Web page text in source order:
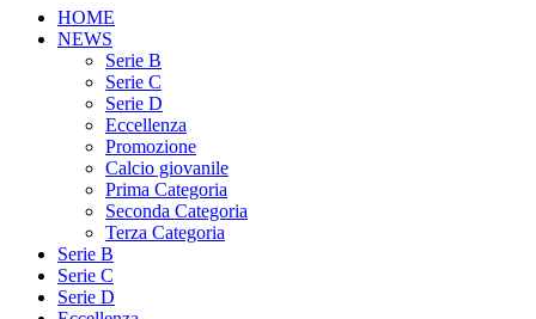
HOME
NEWS
Serie B
Serie C
Serie D
Eccellenza
Promozione
Calcio giovanile
Prima Categoria
Seconda Categoria
Terza Categoria
Serie B
Serie C
Serie D